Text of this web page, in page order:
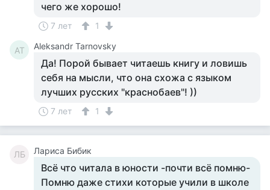
чего же хорошо!
7 лет 1
AT Aleksandr Tarnovsky
Да! Порой бывает читаешь книгу и ловишь
себя на мысли, что она схожа с языком
лучших русских "краснобаев"! ))
7 лет 1
ЛБ Лариса Бибик
Всё что читала в юности -почти всё помню-
Помню даже стихи которые учили в школе